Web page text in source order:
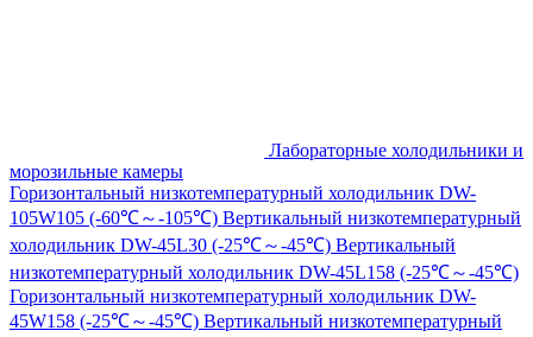
Лабораторные холодильники и
морозильные камеры
Горизонтальный низкотемпературный холодильник DW-
105W105 (-60℃～-105℃) Вертикальный низкотемпературный
холодильник DW-45L30 (-25℃～-45℃) Вертикальный
низкотемпературный холодильник DW-45L158 (-25℃～-45℃)
Горизонтальный низкотемпературный холодильник DW-
45W158 (-25℃～-45℃) Вертикальный низкотемпературный